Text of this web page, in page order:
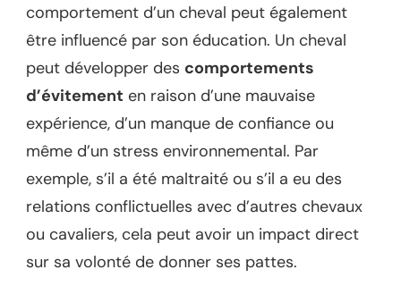
comportement d’un cheval peut également
être influencé par son éducation. Un cheval
peut développer des comportements
d’évitement en raison d’une mauvaise
expérience, d’un manque de confiance ou
même d’un stress environnemental. Par
exemple, s’il a été maltraité ou s’il a eu des
relations conflictuelles avec d’autres chevaux
ou cavaliers, cela peut avoir un impact direct
sur sa volonté de donner ses pattes.